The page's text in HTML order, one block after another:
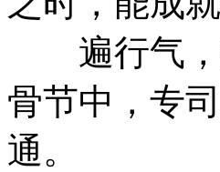
遍行气，
骨节中，专
通。